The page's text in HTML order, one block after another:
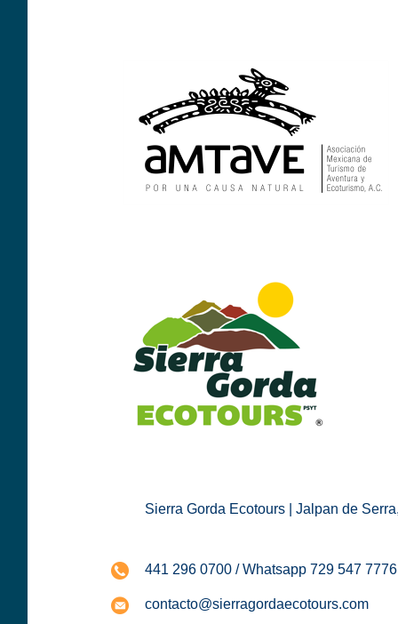
Sierra Gorda Ecotours | Jalpan de
441 296 0700 / Whatsapp 729 547 7776
contacto@sierragordaecotours.com